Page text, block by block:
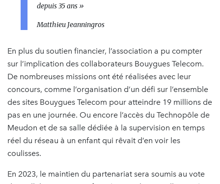
depuis 35 ans »
Matthieu Jeanningros
En plus du soutien financier, l’association a pu compter
sur l’implication des collaborateurs Bouygues Telecom.
De nombreuses missions ont été réalisées avec leur
concours, comme l’organisation d’un défi sur l’ensemble
des sites Bouygues Telecom pour atteindre 19 millions de
pas en une journée. Ou encore l’accès du Technopôle de
Meudon et de sa salle dédiée à la supervision en temps
réel du réseau à un enfant qui rêvait d’en voir les
coulisses.
En 2023, le maintien du partenariat sera soumis au vote